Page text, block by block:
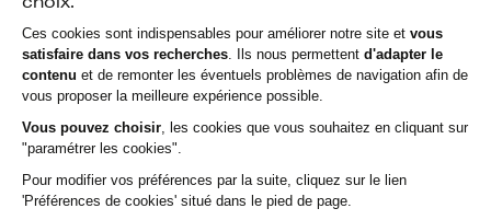
compatibilité de votre produit avec votre
imprimante canon i-selphy-mf, nous
sommes à votre écoute.
Notre équipe de conseillers saura vous accompagner sur le
meilleur choix ou sur l'installation de vos toners. Ils sont
disponibles soit par message au sein de votre espace client
ou directement par téléphone.
Une fois votre choix effectué, votre paiement est effectué